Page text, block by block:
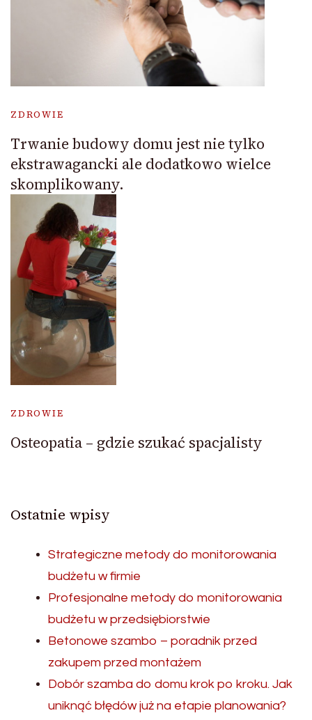
ZDROWIE
Trwanie budowy domu jest nie tylko
ekstrawagancki ale dodatkowo wielce
skomplikowany.
ZDROWIE
Osteopatia – gdzie szukać spacjalisty
Ostatnie wpisy
Strategiczne metody do monitorowania
budżetu w firmie
Profesjonalne metody do monitorowania
budżetu w przedsiębiorstwie
Betonowe szambo – poradnik przed
zakupem przed montażem
Dobór szamba do domu krok po kroku. Jak
uniknąć błędów już na etapie planowania?